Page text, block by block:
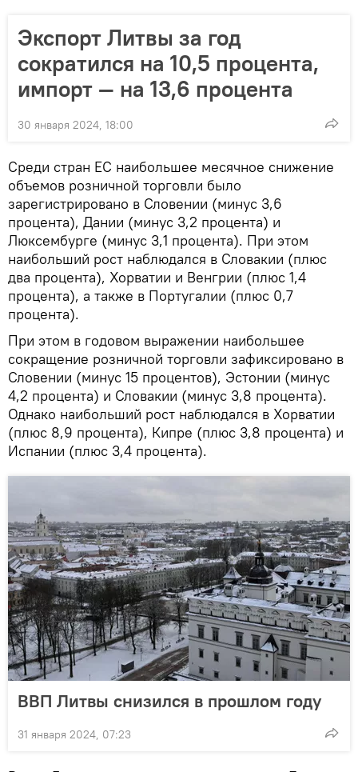
Экспорт Литвы за год
сократился на 10,5 процента,
импорт — на 13,6 процента
30 января 2024, 18:00
Среди стран ЕС наибольшее месячное снижение
объемов розничной торговли было
зарегистрировано в Словении (минус 3,6
процента), Дании (минус 3,2 процента) и
Люксембурге (минус 3,1 процента). При этом
наибольший рост наблюдался в Словакии (плюс
два процента), Хорватии и Венгрии (плюс 1,4
процента), а также в Португалии (плюс 0,7
процента).
При этом в годовом выражении наибольшее
сокращение розничной торговли зафиксировано в
Словении (минус 15 процентов), Эстонии (минус
4,2 процента) и Словакии (минус 3,8 процента).
Однако наибольший рост наблюдался в Хорватии
(плюс 8,9 процента), Кипре (плюс 3,8 процента) и
Испании (плюс 3,4 процента).
ВВП Литвы снизился в прошлом году
31 января 2024, 07:23